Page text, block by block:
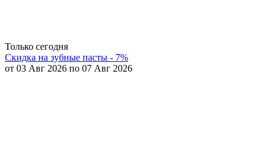
Только сегодня
Скидка на зубные пасты - 7%
от 03 Авг 2026 по 07 Авг 2026